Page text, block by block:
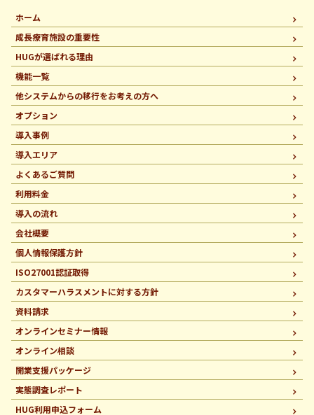
ホーム
成長療育施設の重要性
HUGが選ばれる理由
機能一覧
他システムからの移行をお考えの方へ
オプション
導入事例
導入エリア
よくあるご質問
利用料金
導入の流れ
会社概要
個人情報保護方針
ISO27001認証取得
カスタマーハラスメントに対する方針
資料請求
オンラインセミナー情報
オンライン相談
開業支援パッケージ
実態調査レポート
HUG利用申込フォーム